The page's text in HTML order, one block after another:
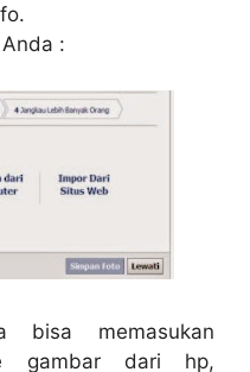
:
memasukan
gambar dari hp,